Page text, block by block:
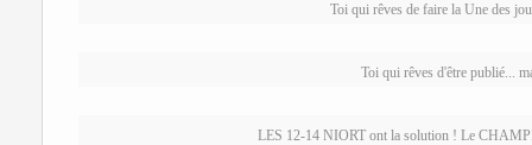
Toi qui rêves de faire la Une des
Toi qui rêves d'être publié...
LES 12-14 NIORT ont la solution ! Le